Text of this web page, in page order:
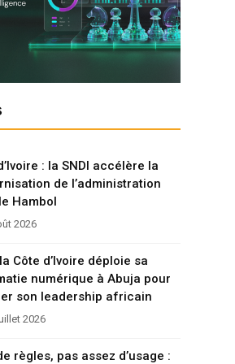
: la SNDI accélère la
de l’administration
Hambol
2026
Côte d’Ivoire déploie sa
numérique à Abuja pour
son leadership africain
2026
règles, pas assez d’usage :